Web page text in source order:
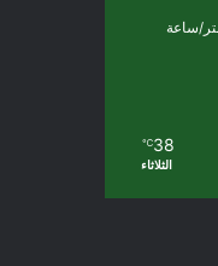
38
℃
الثلاثاء